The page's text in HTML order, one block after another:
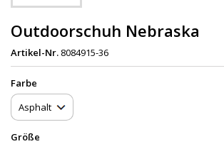
Outdoorschuh Nebraska
Artikel-Nr. 8084915-36
Farbe
Größe